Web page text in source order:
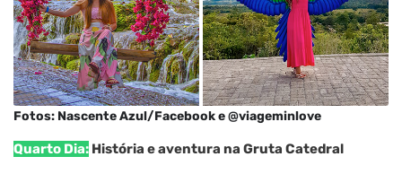
Fotos: Nascente Azul/Facebook e @viageminlove
Quarto Dia: História e aventura na Gruta Catedral